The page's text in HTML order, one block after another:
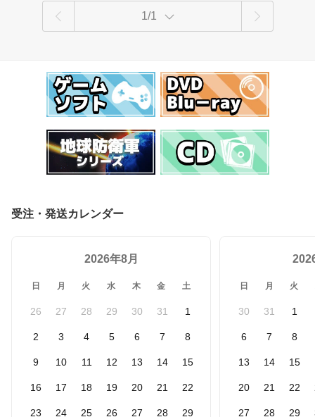
1/1
受注・発送カレンダー
2026年8月
日 月 火 水 木 金 土
26 27 28 29 30 31 1
2 3 4 5 6 7 8
9 10 11 12 13 14 15
16 17 18 19 20 21 22
23 24 25 26 27 28 29
日 月 火
30 31 1
6 7 8
13 14 15
20 21 22
27 28 29